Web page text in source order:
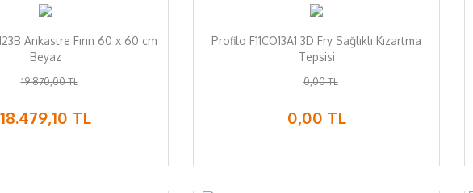
Ankastre Fırın 60 x 60 cm
Beyaz
19.870,00 TL
18.479,10 TL
Profilo F11CO13A1 3D Fry Sağlıklı Kızartma
Tepsisi
0,00 TL
0,00 TL